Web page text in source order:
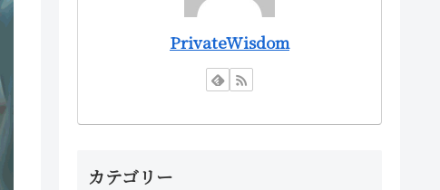
PrivateWisdom
カテゴリー